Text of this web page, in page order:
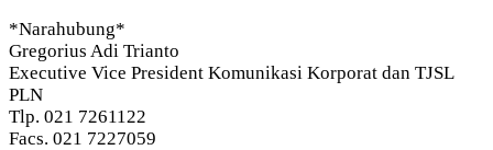
*Narahubung*
Gregorius Adi Trianto
Executive Vice President Komunikasi Korporat dan TJSL
PLN
Tlp. 021 7261122
Facs. 021 7227059